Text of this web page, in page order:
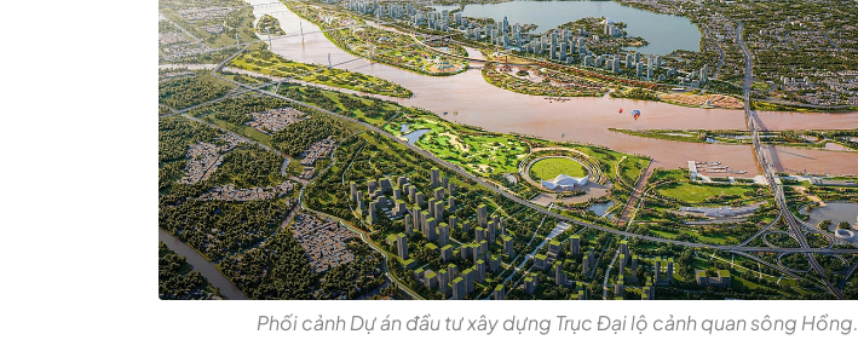
Phối cảnh Dự án đầu tư xây dựng Trục Đại lộ cảnh quan sông Hồng.